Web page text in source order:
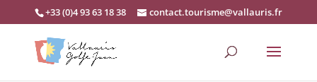
+33 (0)4 93 63 18 38 contact.tourisme@vallauris.fr